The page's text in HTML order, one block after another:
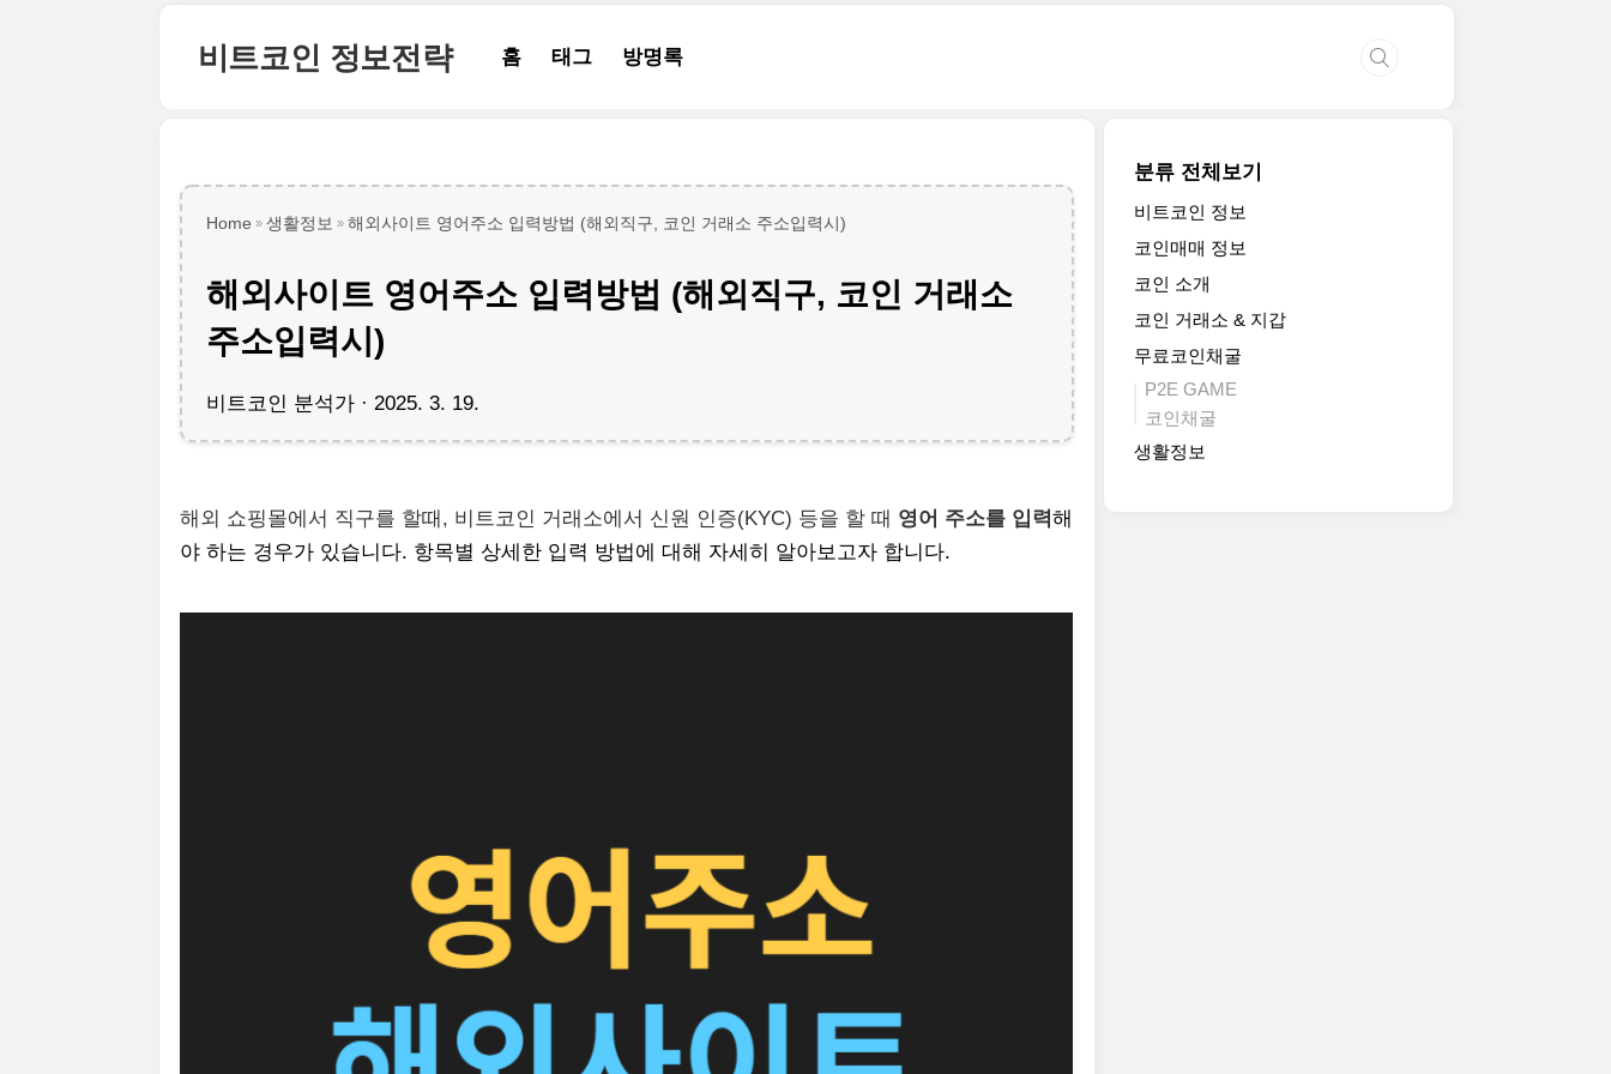
비트코인 정보전략 홈 태그 방명록
Home 생활정보 해외사이트 영어주소 입력방법 (해외직구, 코인 거래소 주소입력시)
해외사이트 영어주소 입력방법 (해외직구, 코인 거래소
주소입력시)
비트코인 분석가 2025. 3. 19.
해외 쇼핑몰에서 직구를 할때, 비트코인 거래소에서 신원 인증(KYC) 등을 할 때 영어 주소를 입력해
야 하는 경우가 있습니다. 항목별 상세한 입력 방법에 대해 자세히 알아보고자 합니다.
분류 전체보기
비트코인 정보
코인매매 정보
코인 소개
코인 거래소 & 지갑
무료코인채굴
P2E GAME
코인채굴
생활정보